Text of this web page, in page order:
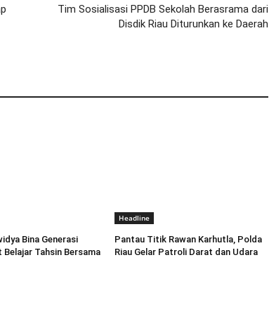
Tim Sosialisasi PPDB Sekolah Berasrama dari
Disdik Riau Diturunkan ke Daerah
Bina Generasi
Belajar Tahsin Bersama
Headline
Pantau Titik Rawan Karhutla, Polda
Riau Gelar Patroli Darat dan Udara